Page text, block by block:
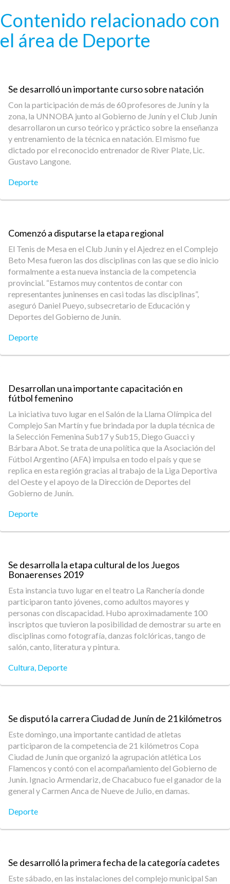
Contenido relacionado con
el área de Deporte
Se desarrolló un importante curso sobre natación
Con la participación de más de 60 profesores de Junín y la
zona, la UNNOBA junto al Gobierno de Junín y el Club Junín
desarrollaron un curso teórico y práctico sobre la enseñanza
y entrenamiento de la técnica en natación. El mismo fue
dictado por el reconocido entrenador de River Plate, Lic.
Gustavo Langone.
Deporte
Comenzó a disputarse la etapa regional
El Tenis de Mesa en el Club Junín y el Ajedrez en el Complejo
Beto Mesa fueron las dos disciplinas con las que se dio inicio
formalmente a esta nueva instancia de la competencia
provincial. “Estamos muy contentos de contar con
representantes juninenses en casi todas las disciplinas”,
aseguró Daniel Pueyo, subsecretario de Educación y
Deportes del Gobierno de Junín.
Deporte
Desarrollan una importante capacitación en
fútbol femenino
La iniciativa tuvo lugar en el Salón de la Llama Olímpica del
Complejo San Martín y fue brindada por la dupla técnica de
la Selección Femenina Sub17 y Sub15, Diego Guacci y
Bárbara Abot. Se trata de una política que la Asociación del
Fútbol Argentino (AFA) impulsa en todo el país y que se
replica en esta región gracias al trabajo de la Liga Deportiva
del Oeste y el apoyo de la Dirección de Deportes del
Gobierno de Junín.
Deporte
Se desarrolla la etapa cultural de los Juegos
Bonaerenses 2019
Esta instancia tuvo lugar en el teatro La Ranchería donde
participaron tanto jóvenes, como adultos mayores y
personas con discapacidad. Hubo aproximadamente 100
inscriptos que tuvieron la posibilidad de demostrar su arte en
disciplinas como fotografía, danzas folclóricas, tango de
salón, canto, literatura y pintura.
Cultura, Deporte
Se disputó la carrera Ciudad de Junín de 21 kilómetros
Este domingo, una importante cantidad de atletas
participaron de la competencia de 21 kilómetros Copa
Ciudad de Junín que organizó la agrupación atlética Los
Flamencos y contó con el acompañamiento del Gobierno de
Junín. Ignacio Armendariz, de Chacabuco fue el ganador de la
general y Carmen Anca de Nueve de Julio, en damas.
Deporte
Se desarrolló la primera fecha de la categoría cadetes
Este sábado, en las instalaciones del complejo municipal San